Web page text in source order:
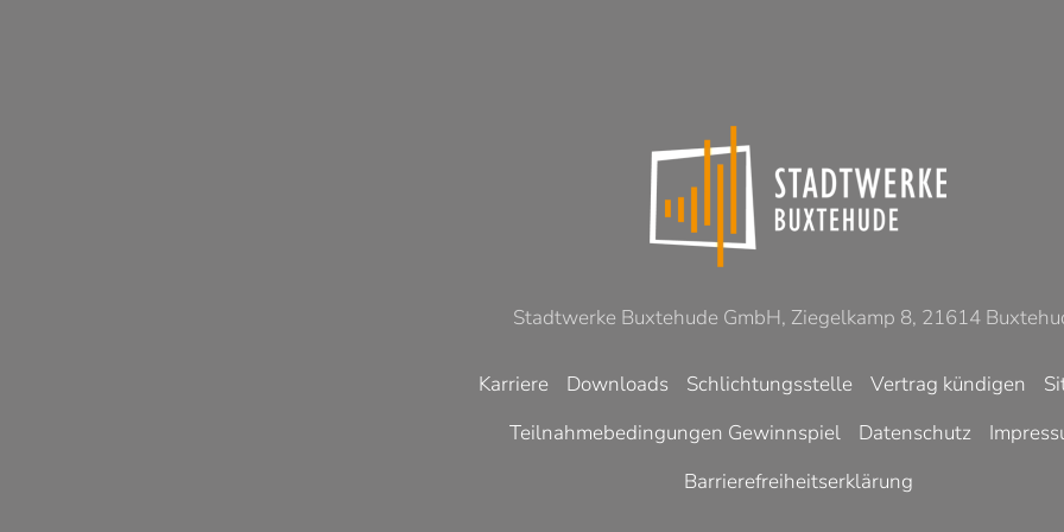
Stadtwerke Buxtehude GmbH, Ziegelkamp 8, 21614
Karriere Downloads Schlichtungsstelle Vertrag kündigen
Teilnahmebedingungen Gewinnspiel
Datenschutz
Barrierefreiheitserklärung